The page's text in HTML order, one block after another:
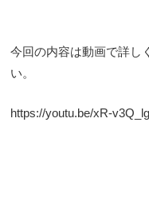
今回の内容は動画で詳し
い。
https://youtu.be/xR-